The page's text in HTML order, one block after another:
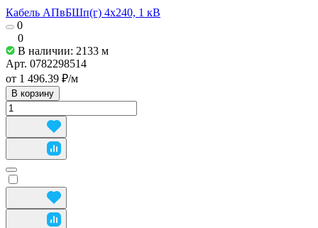
Кабель АПвБШп(г) 4х240, 1 кВ
0
0
В наличии: 2133 м
Арт. 0782298514
от 1 496.39 ₽/м
В корзину